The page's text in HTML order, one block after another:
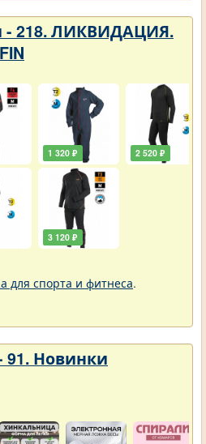
- 218. ЛИКВИДАЦИЯ.
1 320 ₽
3 120 ₽
2 520 ₽
для спорта и фитнеса.
91. Новинки